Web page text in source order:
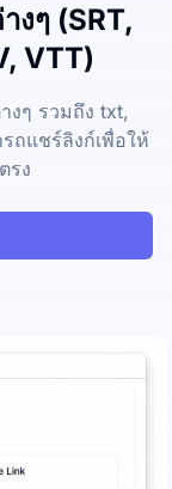
งๆ (SRT,
VTT)
ๆ รวมถึง txt,
ถแชร์ลิงก์เพื่อให้
รง